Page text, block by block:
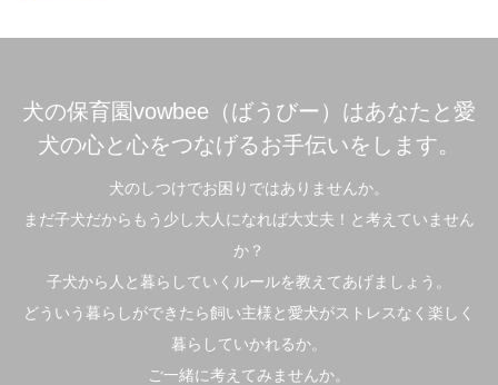
犬の保育園vowbee（ばうびー）はあなたと愛
犬の心と心をつなげるお手伝いをします。
犬のしつけでお困りではありませんか。
まだ子犬だからもう少し大人になれば大丈夫！と考えていません
か？
子犬から人と暮らしていくルールを教えてあげましょう。
どういう暮らしができたら飼い主様と愛犬がストレスなく楽しく
暮らしていかれるか。
ご一緒に考えてみませんか。